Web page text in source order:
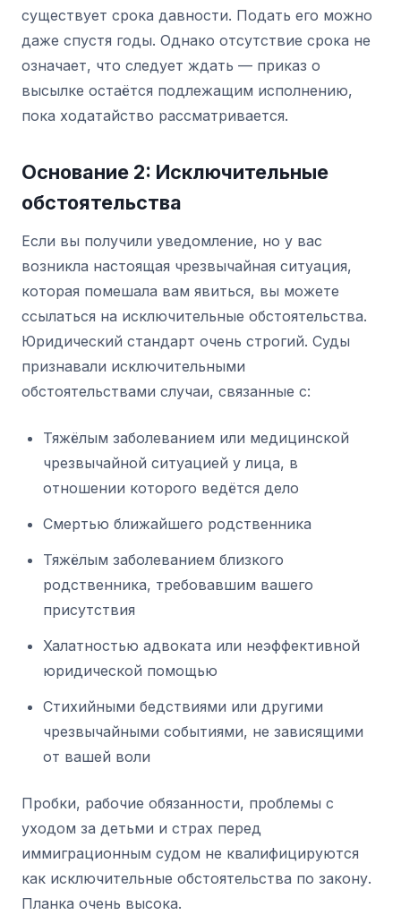
существует срока давности. Подать его можно
даже спустя годы. Однако отсутствие срока не
означает, что следует ждать — приказ о
высылке остаётся подлежащим исполнению,
пока ходатайство рассматривается.
Основание 2: Исключительные
обстоятельства
Если вы получили уведомление, но у вас
возникла настоящая чрезвычайная ситуация,
которая помешала вам явиться, вы можете
ссылаться на исключительные обстоятельства.
Юридический стандарт очень строгий. Суды
признавали исключительными
обстоятельствами случаи, связанные с:
Тяжёлым заболеванием или медицинской
чрезвычайной ситуацией у лица, в
отношении которого ведётся дело
Смертью ближайшего родственника
Тяжёлым заболеванием близкого
родственника, требовавшим вашего
присутствия
Халатностью адвоката или неэффективной
юридической помощью
Стихийными бедствиями или другими
чрезвычайными событиями, не зависящими
от вашей воли
Пробки, рабочие обязанности, проблемы с
уходом за детьми и страх перед
иммиграционным судом не квалифицируются
как исключительные обстоятельства по закону.
Планка очень высока.